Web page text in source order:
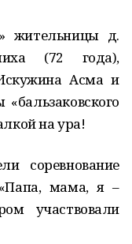
жительницы д.
(72 года),
Асма и
на ура!
соревнование
мама, я –
участвовали